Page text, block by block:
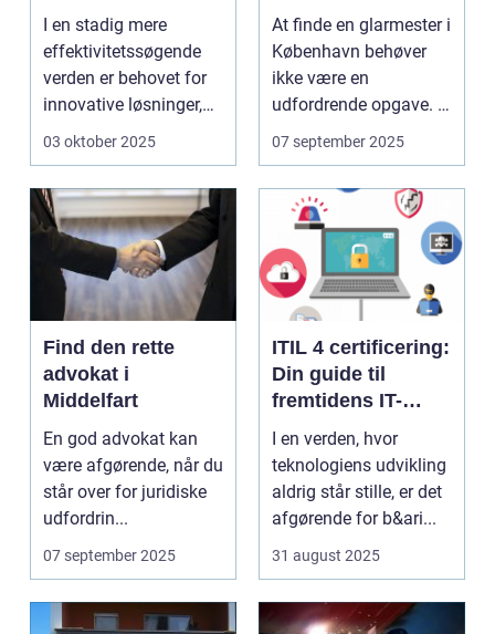
tilter
I en stadig mere
effektivitetssøgende
verden er behovet for
innovative løsninger,
der ...
03 oktober 2025
løsning til alle
behov
At finde en glarmester i
København behøver
ikke være en
udfordrende opgave. I
07 september 2025
Find den rette
advokat i
Middelfart
En god advokat kan
være afgørende, når du
står over for juridiske
udfordrin...
07 september 2025
ITIL 4 certificering:
Din guide til
fremtidens IT-
service
management
I en verden, hvor
teknologiens udvikling
aldrig står stille, er det
afgørende for b&ari...
31 august 2025